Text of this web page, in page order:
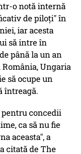
o notă internă
de piloți" în
iar acesta
să intre în
până la un an
Ungaria
să ocupe un
întreagă.
concedii
ca să nu fie
aceasta", a
citată de The